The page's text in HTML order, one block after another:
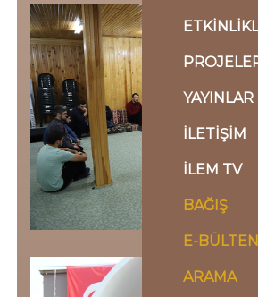
YAYINLAR
İLETİŞİM
İLEM TV
BAĞIŞ
E-BÜLTEN
ARAMA